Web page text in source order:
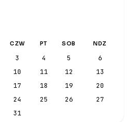
CZW PT SOB NDZ
3 4 5
6
10 11 12
13
17 18 19
20
24 25 26
27
31